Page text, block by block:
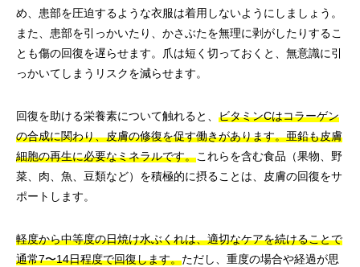
め、患部を圧迫するような衣服は着用しないようにしましょう。
また、患部を引っかいたり、かさぶたを無理に剥がしたりするこ
とも傷の回復を遅らせます。爪は短く切っておくと、無意識に引
っかいてしまうリスクを減らせます。
回復を助ける栄養素について触れると、 ビタミンCはコラーゲン
の合成に関わり、皮膚の修復を促す働きがあります。亜鉛も皮膚
細胞の再生に必要なミネラルです。これらを含む食品（果物、野
菜、肉、魚、豆類など）を積極的に摂ることは、皮膚の回復をサ
ポートします。
軽度から中等度の日焼け水ぶくれは、適切なケアを続けることで
通常7〜14日程度で回復します。ただし、重度の場合や経過が思